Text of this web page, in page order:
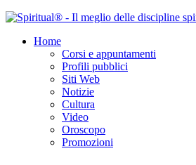
Home
Corsi e appuntamenti
Profili pubblici
Siti Web
Notizie
Cultura
Video
Oroscopo
Promozioni